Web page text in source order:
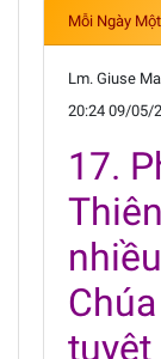
Mỗi Ngày
Lm. Giuse
20:24 09/05/
17.